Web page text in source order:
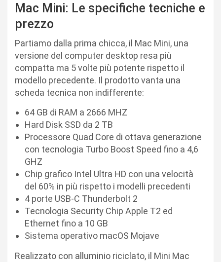
Mac Mini: Le specifiche tecniche e
prezzo
Partiamo dalla prima chicca, il Mac Mini, una
versione del computer desktop resa più
compatta ma 5 volte più potente rispetto il
modello precedente. Il prodotto vanta una
scheda tecnica non indifferente:
64 GB di RAM a 2666 MHZ
Hard Disk SSD da 2 TB
Processore Quad Core di ottava generazione
con tecnologia Turbo Boost Speed fino a 4,6
GHZ
Chip grafico Intel Ultra HD con una velocità
del 60% in più rispetto i modelli precedenti
4 porte USB-C Thunderbolt 2
Tecnologia Security Chip Apple T2 ed
Ethernet fino a 10 GB
Sistema operativo macOS Mojave
Realizzato con alluminio riciclato, il Mini Mac